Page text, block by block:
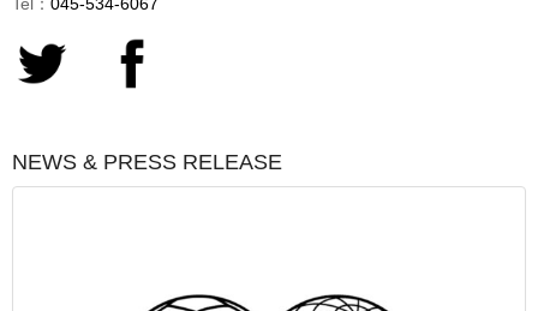
NEWS & PRESS RELEASE